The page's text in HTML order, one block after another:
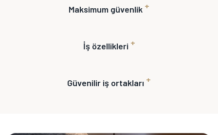
Maksimum güvenlik +
İş özellikleri +
Güvenilir iş ortakları +